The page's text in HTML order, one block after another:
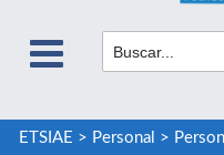
ETSIAE > Personal >